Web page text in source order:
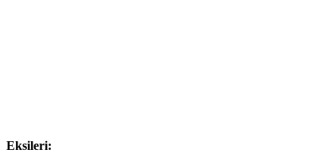
Eksileri: